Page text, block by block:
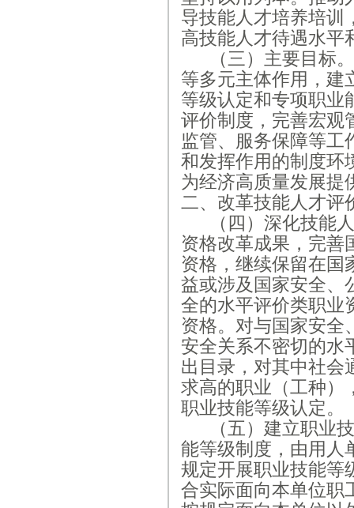
导技能人才培养培训
高技能人才待遇水平
（三）主要目标
等多元主体作用，建
等级认定和专项职业
评价制度，完善宏观
监管、服务保障等工
和发挥作用的制度环
为经济高质量发展提
二、改革技能人才评
（四）深化技能
资格改革成果，完善
资格，继续保留在国
益或涉及国家安全、
全的水平评价类职业
资格。对与国家安全
安全关系不密切的水
出目录，对其中社会
求高的职业（工种）
职业技能等级认定。
（五）建立职业
能等级制度，由用人
规定开展职业技能等
合实际面向本单位职